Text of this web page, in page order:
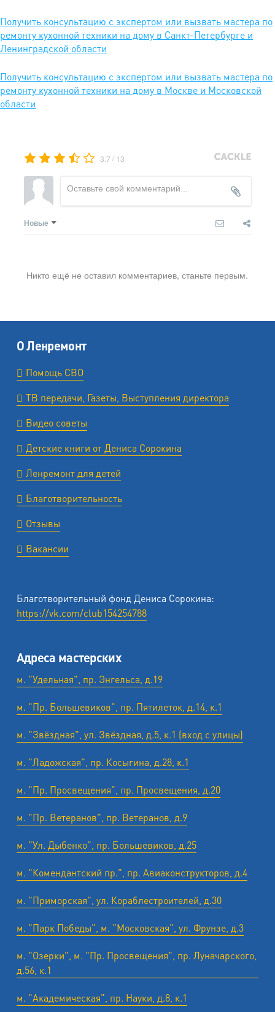
Получить консультацию с экспертом или вызвать мастера по
ремонту кухонной техники на дому в Санкт-Петербурге и
Ленинградской области
Получить консультацию с экспертом или вызвать мастера по
ремонту кухонной техники на дому в Москве и Московской
области
3.7 / 13
Новые
Никто ещё не оставил комментариев, станьте первым.
О Ленремонт
Помощь СВО
ТВ передачи, Газеты, Выступления директора
Видео советы
Детские книги от Дениса Сорокина
Ленремонт для детей
Благотворительность
Отзывы
Вакансии
Благотворительный фонд Дениса Сорокина:
https://vk.com/club154254788
Адреса мастерских
м. "Удельная", пр. Энгельса, д.19
м. "Пр. Большевиков", пр. Пятилеток, д.14, к.1
м. "Звёздная", ул. Звёздная, д.5, к.1 (вход с улицы)
м. "Ладожская", пр. Косыгина, д.28, к.1
м. "Пр. Просвещения", пр. Просвещения, д.20
м. "Пр. Ветеранов", пр. Ветеранов, д.9
м. "Ул. Дыбенко", пр. Большевиков, д.25
м. "Комендантский пр.", пр. Авиаконструкторов, д.4
м. "Приморская", ул. Кораблестроителей, д.30
м. "Парк Победы", м. "Московская", ул. Фрунзе, д.3
м. "Озерки", м. "Пр. Просвещения", пр. Луначарского,
д.56, к.1
м. "Академическая", пр. Науки, д.8, к.1